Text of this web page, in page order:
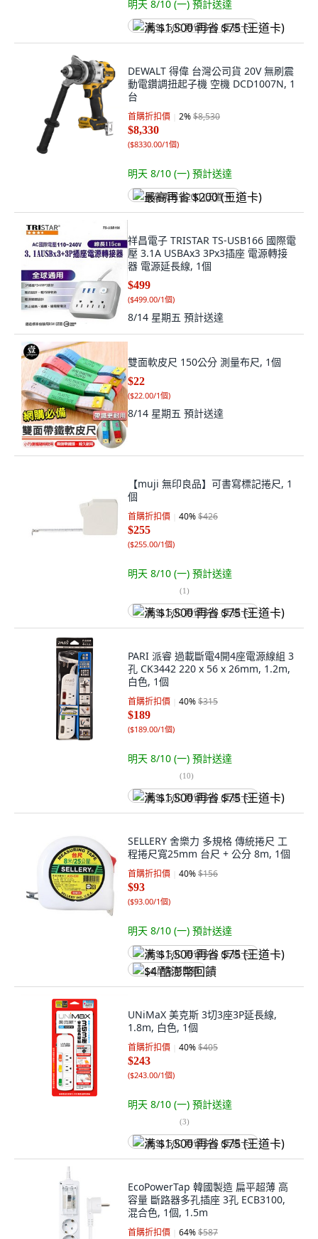
明天 8/10 (一) 預計送達
满 $1,500 再省 $75 (王道卡)
DEWALT 得偉 台灣公司貨 20V 無刷震
動電鑽調扭起子機 空機 DCD1007N, 1
台
首購折扣價 2%$8,530
$8,330
($8330.00/1個)
明天 8/10 (一) 預計送達
最高再省 $200 (王道卡)
祥昌電子 TRISTAR TS-USB166 國際電
壓 3.1A USBAx3 3Px3插座 電源轉接
器 電源延長線, 1個
$499
($499.00/1個)
8/14 星期五 預計送達
雙面軟皮尺 150公分 測量布尺, 1個
$22
($22.00/1個)
8/14 星期五 預計送達
【muji 無印良品】可書寫標記捲尺, 1
個
首購折扣價 40%$426
$255
($255.00/1個)
明天 8/10 (一) 預計送達
(1)
满 $1,500 再省 $75 (王道卡)
PARI 派睿 過載斷電4開4座電源線組 3
孔 CK3442 220 x 56 x 26mm, 1.2m,
白色, 1個
首購折扣價 40%$315
$189
($189.00/1個)
明天 8/10 (一) 預計送達
(10)
满 $1,500 再省 $75 (王道卡)
SELLERY 舍樂力 多規格 傳統捲尺 工
程捲尺寬25mm 台尺 + 公分 8m, 1個
首購折扣價 40%$156
$93
($93.00/1個)
明天 8/10 (一) 預計送達
满 $1,500 再省 $75 (王道卡)
$4 酷澎幣回饋
UNiMaX 美克斯 3切3座3P延長線,
1.8m, 白色, 1個
首購折扣價 40%$405
$243
($243.00/1個)
明天 8/10 (一) 預計送達
(3)
满 $1,500 再省 $75 (王道卡)
EcoPowerTap 韓國製造 扁平超薄 高
容量 斷路器多孔插座 3孔 ECB3100,
混合色, 1個, 1.5m
首購折扣價 64%$587